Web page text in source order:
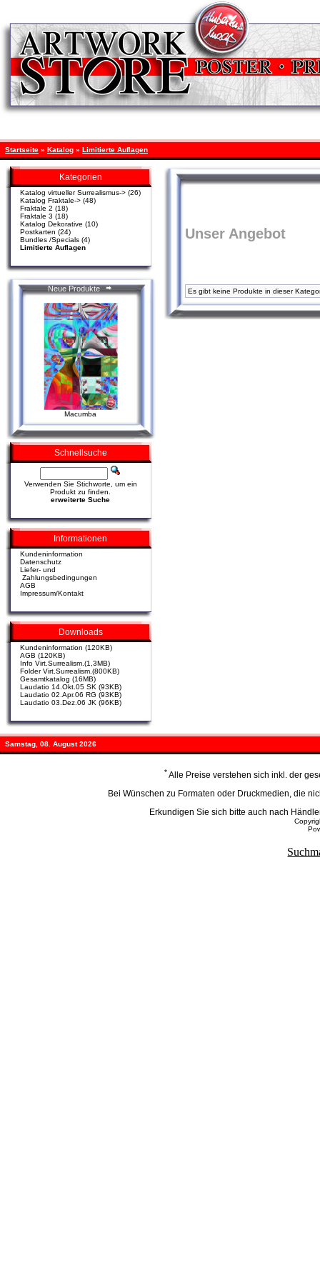
Startseite » Katalog » Limitierte Auflagen
Kategorien
Katalog virtueller Surrealismus-> (26)
Katalog Fraktale-> (48)
Fraktale 2 (18)
Fraktale 3 (18)
Katalog Dekorative (10)
Postkarten (24)
Bundles /Specials (4)
Limitierte Auflagen
Neue Produkte
Macumba
Schnellsuche
Verwenden Sie Stichworte, um ein
Produkt zu finden.
erweiterte Suche
Informationen
Kundeninformation
Datenschutz
Liefer- und
Zahlungsbedingungen
AGB
Impressum/Kontakt
Downloads
Kundeninformation (120KB)
AGB (120KB)
Info Virt.Surrealism.(1,3MB)
Folder Virt.Surrealism.(800KB)
Gesamtkatalog (16MB)
Laudatio 14.Okt.05 SK (93KB)
Laudatio 02.Apr.06 RG (93KB)
Laudatio 03.Dez.06 JK (96KB)
Unser Angebot
Es gibt keine Produkte in dieser
Samstag, 08. August 2026
*Alle Preise verstehen sich inkl. der
Bei Wünschen zu Formaten oder Druckmedien, die
Erkundigen Sie sich bitte auch nach